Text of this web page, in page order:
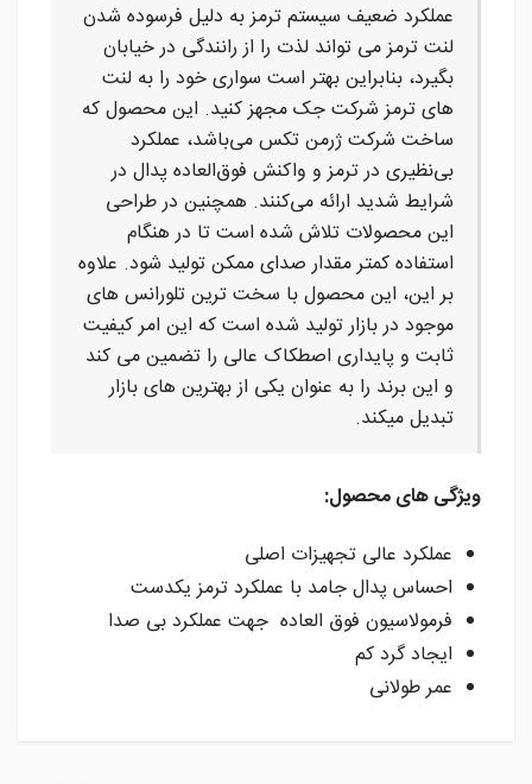
عملکرد ضعیف سیستم ترمز به دلیل فرسوده شدن
لنت ترمز می تواند لذت را از رانندگی در خیابان
بگیرد، بنابراین بهتر است سواری خود را به لنت
های ترمز شرکت جک مجهز کنید. این محصول که
ساخت شرکت ژرمن تکس می‌باشد، عملکرد
بی‌نظیری در ترمز و واکنش فوق‌العاده پدال در
شرایط شدید ارائه می‌کنند. همچنین در طراحی
این محصولات تلاش شده است تا در هنگام
استفاده کمتر مقدار صدای ممکن تولید شود. علاوه
بر این، این محصول با سخت ترین تلورانس های
موجود در بازار تولید شده است که این امر کیفیت
ثابت و پایداری اصطکاک عالی را تضمین می کند
و این برند را به عنوان یکی از بهترین های بازار
تبدیل میکند.
ویژگی های محصول:
عملکرد عالی تجهیزات اصلی
احساس پدال جامد با عملکرد ترمز یکدست
فرمولاسیون فوق العاده جهت عملکرد بی صدا
ایجاد گرد کم
عمر طولانی